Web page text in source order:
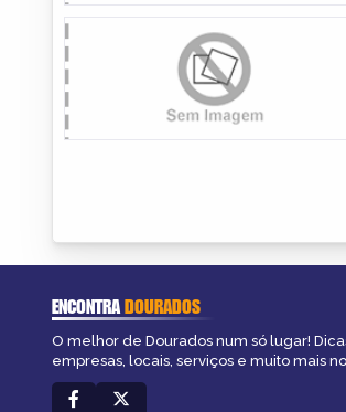
ENCONTRADOURADOS
O melhor de Dourados num só lugar!
empresas, locais, serviços e muito mais